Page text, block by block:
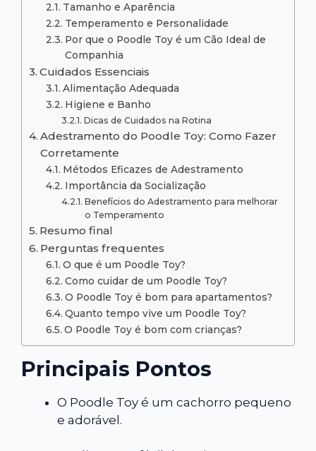
Tamanho e Aparência
Temperamento e Personalidade
Por que o Poodle Toy é um Cão Ideal de
Companhia
Cuidados Essenciais
Alimentação Adequada
Higiene e Banho
Dicas de Cuidados na Rotina
Adestramento do Poodle Toy: Como Fazer
Corretamente
Métodos Eficazes de Adestramento
Importância da Socialização
Benefícios do Adestramento para melhorar
o Temperamento
Resumo final
Perguntas frequentes
O que é um Poodle Toy?
Como cuidar de um Poodle Toy?
O Poodle Toy é bom para apartamentos?
Quanto tempo vive um Poodle Toy?
O Poodle Toy é bom com crianças?
Principais Pontos
O Poodle Toy é um cachorro pequeno
e adorável.